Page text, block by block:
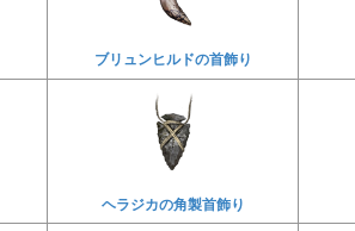
ブリュンヒルドの首飾り
ヘラジカの角製首飾り